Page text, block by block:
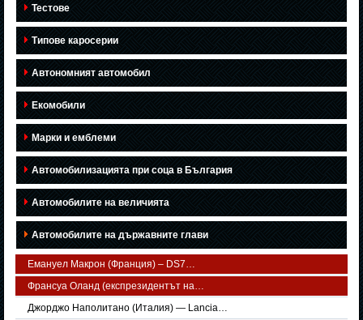
Тестове
Типове каросерии
Автономният автомобил
Екомобили
Марки и емблеми
Автомобилизацията при соца в България
Автомобилите на величията
Автомобилите на държавните глави
Емануел Макрон (Франция) – DS7…
Франсуа Оланд (експрезидентът на…
Джорджо Наполитано (Италия) — Lancia…